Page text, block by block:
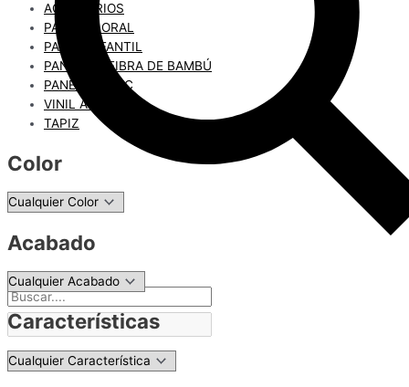
ACCESORIOS
PANEL FLORAL
PANEL INFANTIL
PANEL 3D FIBRA DE BAMBÚ
PANEL 3D PVC
VINIL ADHESIVO
TAPIZ
Color
Acabado
Características